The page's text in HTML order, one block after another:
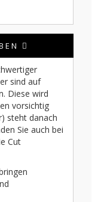
sind auf
Diese wird
vorsichtig
steht danach
Sie auch bei
Cut